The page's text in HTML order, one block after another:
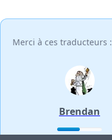
Merci à ces traducteurs :
Brendan